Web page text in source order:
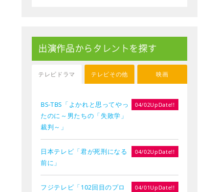
出演作品からタレントを探す
テレビドラマ テレビその他 映画
BS-TBS「よかれと思ってやっ
たのに～男たちの「失敗学」
裁判～」
04/02UpDate!!
日本テレビ「君が死刑になる
前に」
04/02UpDate!!
フジテレビ「102回目のプロ
04/01UpDate!!